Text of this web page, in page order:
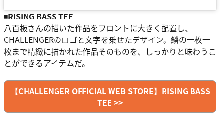
◾️RISING BASS TEE
八百板さんの描いた作品をフロントに大きく配置し、
CHALLENGERのロゴと文字を乗せたデザイン。鱗の一枚一
枚まで精緻に描かれた作品そのものを、しっかりと味わうこ
とができるアイテムだ。
【CHALLENGER OFFICIAL WEB STORE】RISING BASS
TEE >>